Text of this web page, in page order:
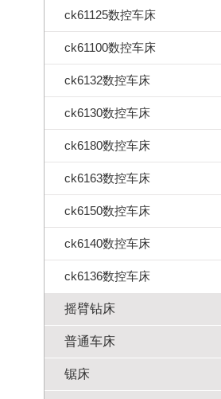
ck61125数控车床
ck61100数控车床
ck6132数控车床
ck6130数控车床
ck6180数控车床
ck6163数控车床
ck6150数控车床
ck6140数控车床
ck6136数控车床
摇臂钻床
普通车床
锯床